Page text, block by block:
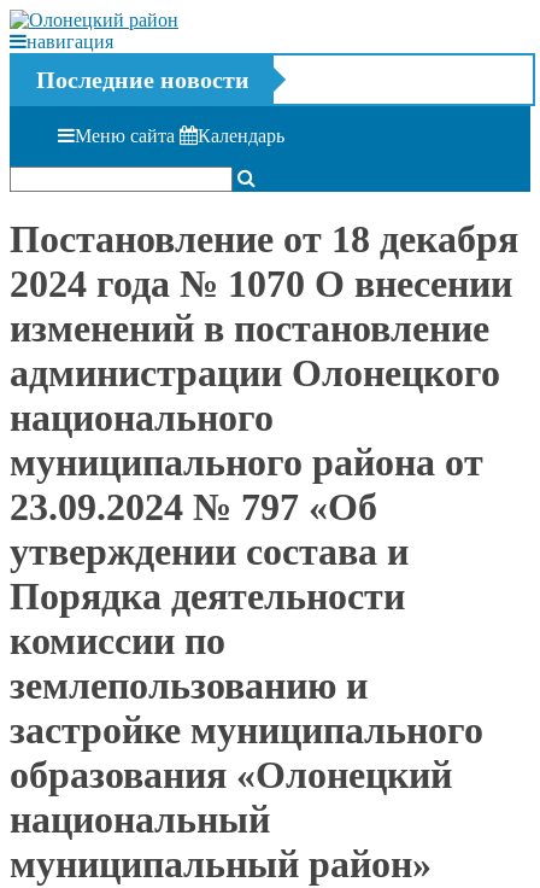
навигация
Последние новости
Меню сайта Календарь
Постановление от 18 декабря
2024 года № 1070 О внесении
изменений в постановление
администрации Олонецкого
национального
муниципального района от
23.09.2024 № 797 «Об
утверждении состава и
Порядка деятельности
комиссии по
землепользованию и
застройке муниципального
образования «Олонецкий
национальный
муниципальный район»